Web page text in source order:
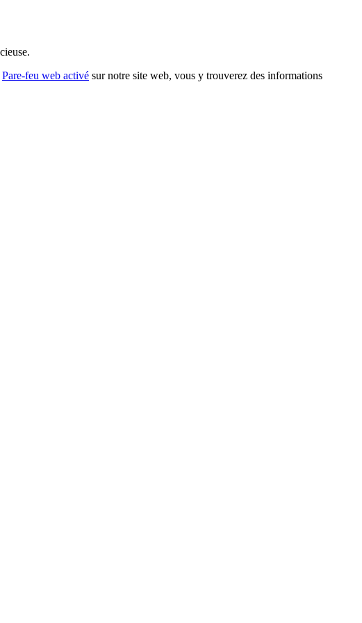
Pare-feu web activé sur notre site web, vous y trouverez des informations